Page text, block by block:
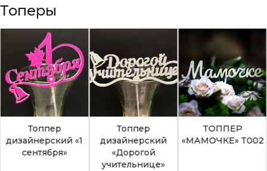
Топеры
Топпер
дизайнерский «1
сентября»
Топпер
дизайнерский
«Дорогой
учительнице»
ТОППЕР
«МАМОЧКЕ» Т002